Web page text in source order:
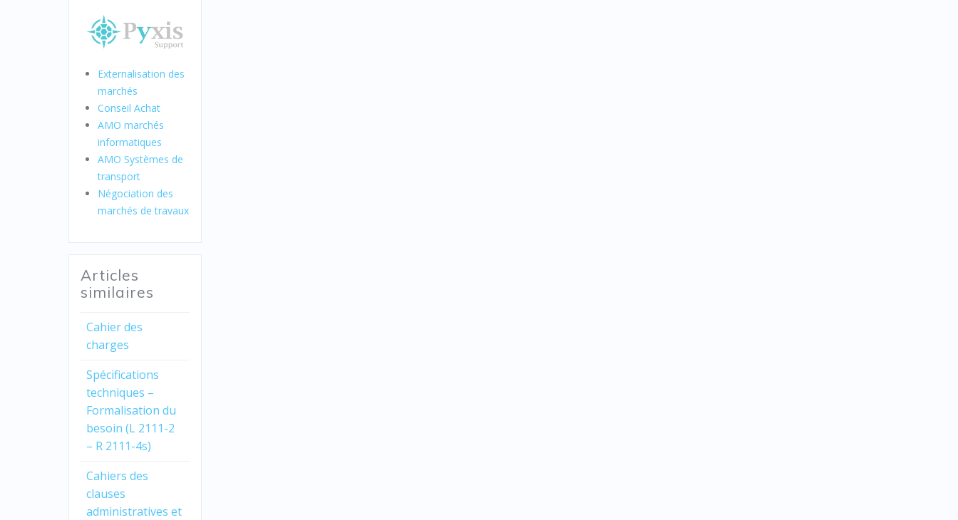
Externalisation des
marchés
Conseil Achat
AMO marchés
informatiques
AMO Systèmes de
transport
Négociation des
marchés de travaux
Articles
similaires
Cahier des
charges
Spécifications
techniques –
Formalisation du
besoin (L 2111-2
– R 2111-4s)
Cahiers des
clauses
administratives et